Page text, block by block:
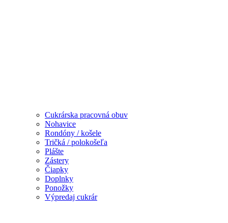
Cukrárska pracovná obuv
Nohavice
Rondóny / košele
Tričká / polokošeľa
Plášte
Zástery
Čiapky
Doplnky
Ponožky
Výpredaj cukrár